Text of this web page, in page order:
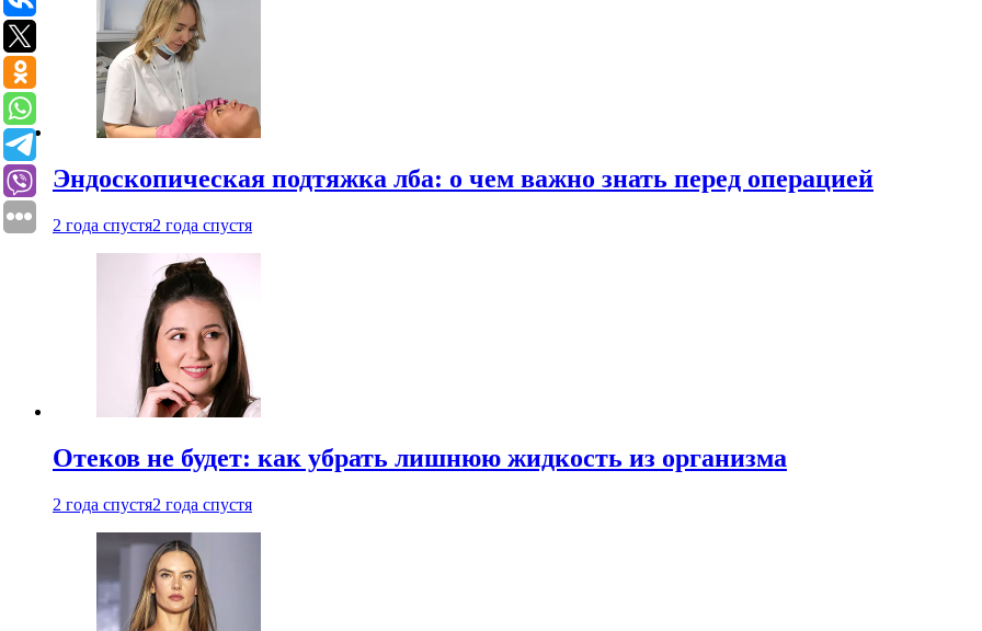
Эндоскопическая подтяжка лба: о чем важно знать перед операцией
2 года спустя2 года спустя
Отеков не будет: как убрать лишнюю жидкость из организма
2 года спустя2 года спустя